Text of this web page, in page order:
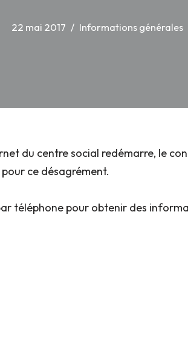
22 mai 2017 Informations générales
du centre social redémarre, le
ce désagrément.
téléphone pour obtenir des